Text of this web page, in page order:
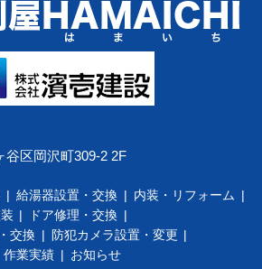
谷区岡沢町309-2 2F
給湯器設置・交換
内装・リフォーム
ドア修理・交換
交換
防犯カメラ設置・変更
作業実績 お知らせ